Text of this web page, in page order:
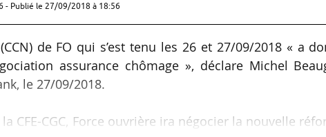
- Publié le 27/09/2018 à 18:56
de FO qui s’est tenu les 26 et 27/09/2018 « a
assurance chômage », déclare Michel
le 27/09/2018.
la CFE-CGC, Force ouvrière ira négocier la nouvelle